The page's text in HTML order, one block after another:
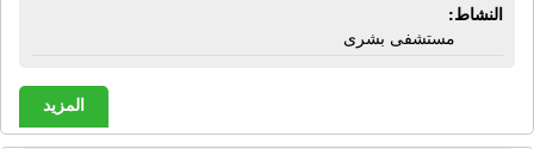
النشاط:
مستشفى بشرى
المزيد